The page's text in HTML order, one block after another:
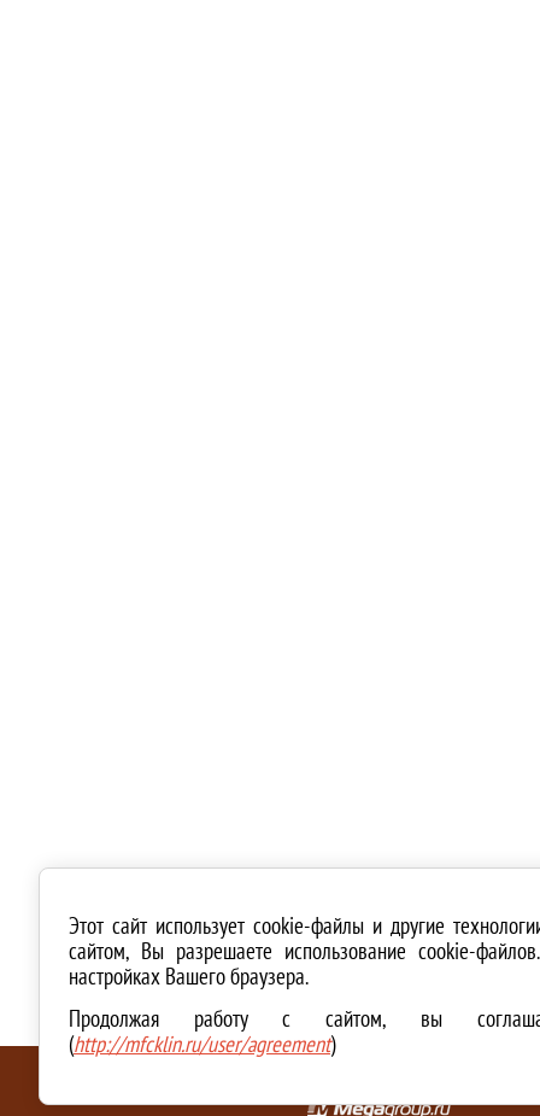
Этот сайт использует cookie-файлы и другие
сайтом, Вы разрешаете использование cookie-
настройках Вашего браузера.
Продолжая работу с сайтом, вы
(http://mfcklin.ru/user/agreement)